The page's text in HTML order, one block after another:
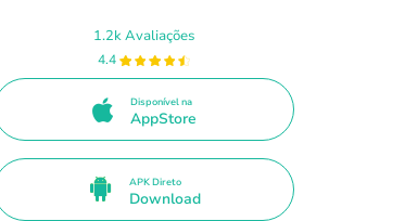
1.2k Avaliações
4.4
Disponível na
AppStore
APK Direto
Download